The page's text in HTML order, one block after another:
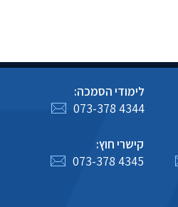
לימודי הסמכה:
073-378 4344
קישרי חוץ:
073-378 4345